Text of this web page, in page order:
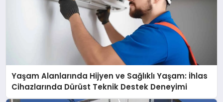
Yaşam Alanlarında Hijyen ve Sağlıklı Yaşam: İhlas
Cihazlarında Dürüst Teknik Destek Deneyimi